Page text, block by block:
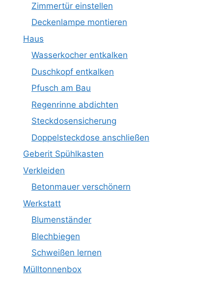
Zimmertür einstellen
Deckenlampe montieren
Haus
Wasserkocher entkalken
Duschkopf entkalken
Pfusch am Bau
Regenrinne abdichten
Steckdosensicherung
Doppelsteckdose anschließen
Geberit Spühlkasten
Verkleiden
Betonmauer verschönern
Werkstatt
Blumenständer
Blechbiegen
Schweißen lernen
Mülltonnenbox